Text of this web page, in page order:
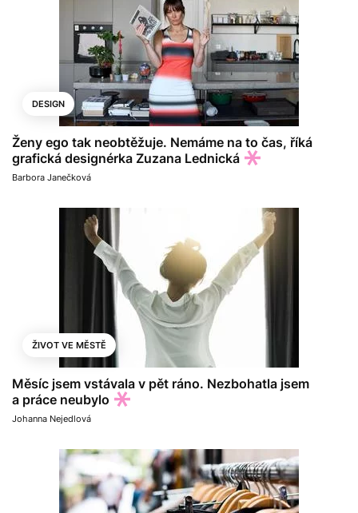
DESIGN
Ženy ego tak neobtěžuje. Nemáme na to čas, říká
grafická designérka Zuzana Lednická
Barbora Janečková
ŽIVOT VE MĚSTĚ
Měsíc jsem vstávala v pět ráno. Nezbohatla jsem
a práce neubylo
Johanna Nejedlová